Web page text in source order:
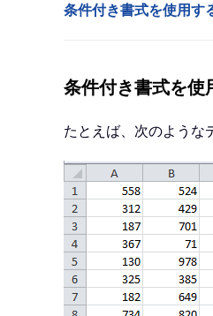
条件付き書式を使用す
条件付き書式を使
たとえば、次のような